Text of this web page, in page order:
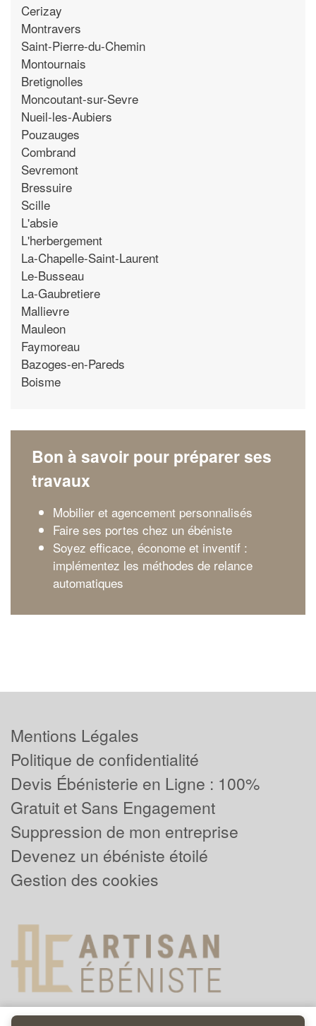
Cerizay
Montravers
Saint-Pierre-du-Chemin
Montournais
Bretignolles
Moncoutant-sur-Sevre
Nueil-les-Aubiers
Pouzauges
Combrand
Sevremont
Bressuire
Scille
L'absie
L'herbergement
La-Chapelle-Saint-Laurent
Le-Busseau
La-Gaubretiere
Mallievre
Mauleon
Faymoreau
Bazoges-en-Pareds
Boisme
Bon à savoir pour préparer ses
travaux
Mobilier et agencement personnalisés
Faire ses portes chez un ébéniste
Soyez efficace, économe et inventif :
implémentez les méthodes de relance
automatiques
Mentions Légales
Politique de confidentialité
Devis Ébénisterie en Ligne : 100%
Gratuit et Sans Engagement
Suppression de mon entreprise
Devenez un ébéniste étoilé
Gestion des cookies